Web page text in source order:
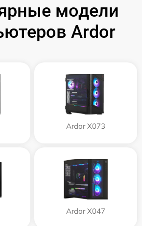
модели
Ardor
Ardor X073
Ardor X047